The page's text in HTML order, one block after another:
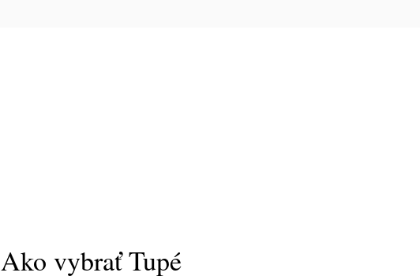
Ako vybrať Tupé